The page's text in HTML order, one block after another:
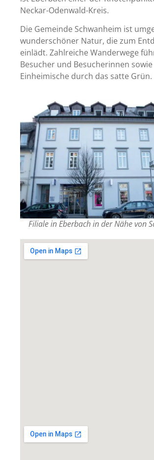
Neckar-Odenwald-Kreis.
Die Gemeinde Schwanheim ist
wunderschöner Natur, die zum
einlädt. Zahlreiche Wanderwege
Besucher und Besucherinnen sowie
Einheimische durch das satte Grün.
Filiale in Eberbach in der Nähe von